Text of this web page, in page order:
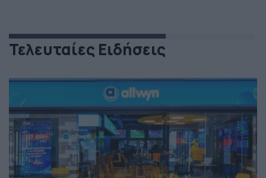
Τελευταίες Ειδήσεις